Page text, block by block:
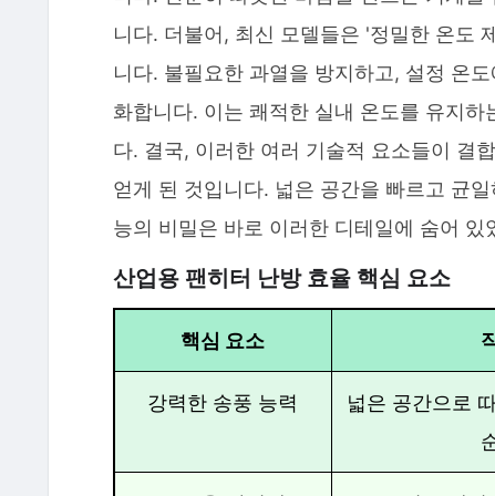
니다. 더불어, 최신 모델들은 '정밀한 온도
니다. 불필요한 과열을 방지하고, 설정 온
화합니다. 이는 쾌적한 실내 온도를 유지
다. 결국, 이러한 여러 기술적 요소들이 결
얻게 된 것입니다. 넓은 공간을 빠르고 균
능의 비밀은 바로 이러한 디테일에 숨어 있
산업용 팬히터 난방 효율 핵심 요소
핵심 요소
강력한 송풍 능력
넓은 공간으로